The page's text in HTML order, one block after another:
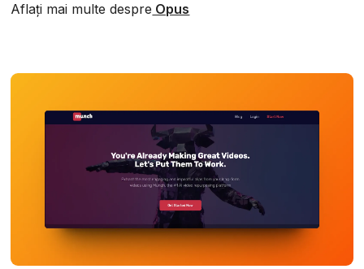
Aflați mai multe despre Opus